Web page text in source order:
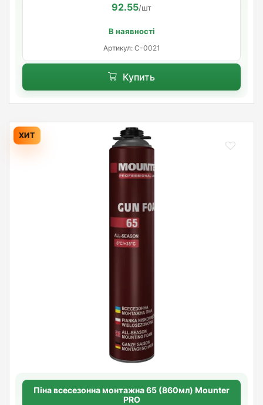
92.55/шт
В наявності
Артикул: C-0021
Купить
ХИТ
Піна всесезонна монтажна 65 (860мл) Mounter
PRO